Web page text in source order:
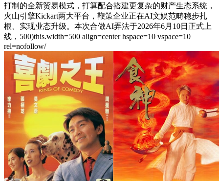
打制的全新贸易模式，打算配合搭建更复杂的财产生态系统，
火山引擎Kickart两大平台，鞭策企业正在AI文娱范畴稳步扎
根、实现业态升级。本次合做AI弄法于2026年6月10日正式上
线，500)this.width=500 align=center hspace=10 vspace=10
rel=nofollow/